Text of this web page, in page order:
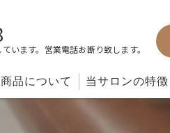
います。営業電話お断り致します。
品について 当サロンの特徴